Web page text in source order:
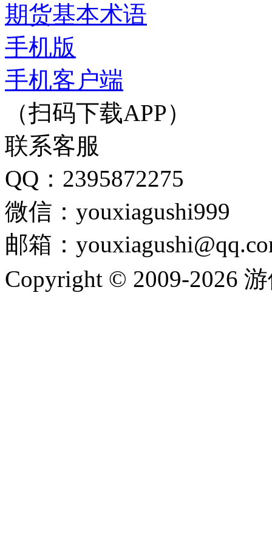
期货基本术语
手机版
手机客户端
（扫码下载APP）
联系客服
QQ：2395872275
微信：youxiagushi999
邮箱：
Copyright © 2009-2026